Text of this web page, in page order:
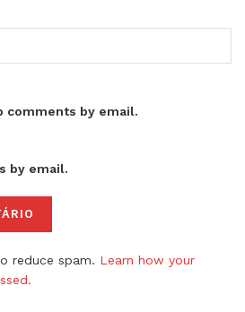
by email.
by email.
reduce spam. Learn how your